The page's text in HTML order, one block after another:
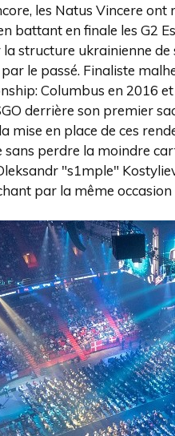
les Natus Vincere
battant en finale les G2
structure ukrainienne
le passé. Finaliste
Columbus en 2016
derrière son premier
mise en place de ces
perdre la moindre
"s1mple"
par la même